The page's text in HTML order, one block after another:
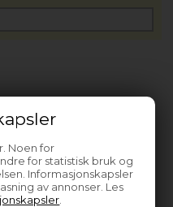
Noen for
for statistisk bruk og
Informasjonskapsler
av annonser. Les
om varen?